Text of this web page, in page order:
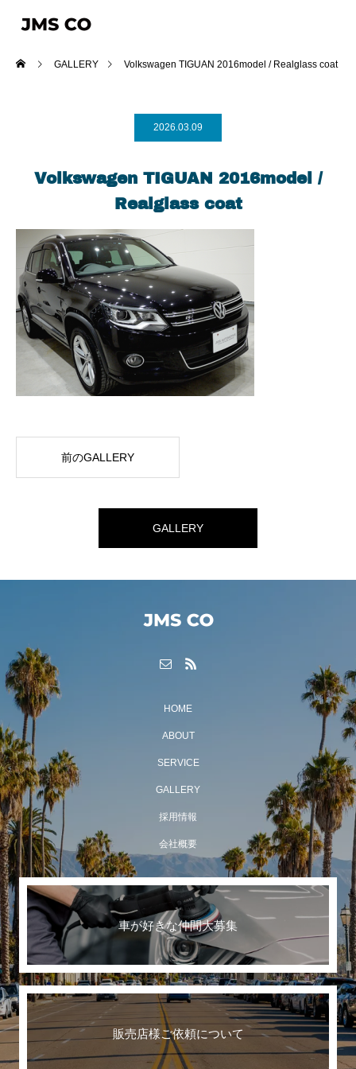
GALLERY Volkswagen TIGUAN 2016model / Realglass coat
2026.03.09
Volkswagen TIGUAN 2016model /
Realglass coat
前のGALLERY
GALLERY
HOME
ABOUT
SERVICE
GALLERY
採用情報
会社概要
車が好きな仲間大募集
販売店様ご依頼について